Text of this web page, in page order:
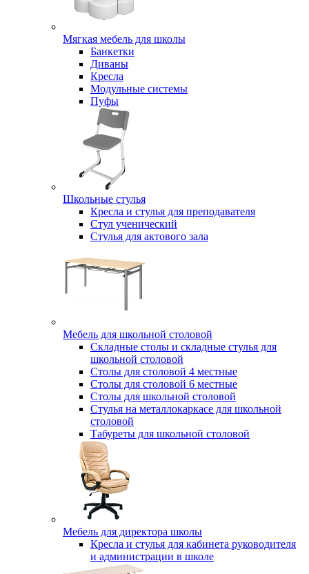
Мягкая мебель для школы
Банкетки
Диваны
Кресла
Модульные системы
Пуфы
Школьные стулья
Кресла и стулья для преподавателя
Стул ученический
Стулья для актового зала
Мебель для школьной столовой
Складные столы и складные стулья для
школьной столовой
Столы для столовой 4 местные
Столы для столовой 6 местные
Столы для школьной столовой
Стулья на металлокаркасе для школьной
столовой
Табуреты для школьной столовой
Мебель для директора школы
Кресла и стулья для кабинета руководителя
и администрации в школе